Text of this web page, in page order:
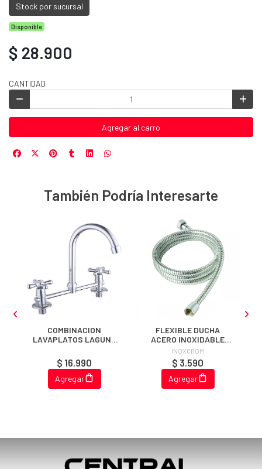
Stock por sucursal
Disponible
$ 28.900
CANTIDAD
Agregar al carro
También Podría Interesarte
COMBINACION
LAVAPLATOS LAGUNA
$ 16.990
Agregar
FLEXIBLE DUCHA
ACERO INOXIDABLE
REFORZADO 1.5 MT
INOXCROM
$ 3.590
Agregar